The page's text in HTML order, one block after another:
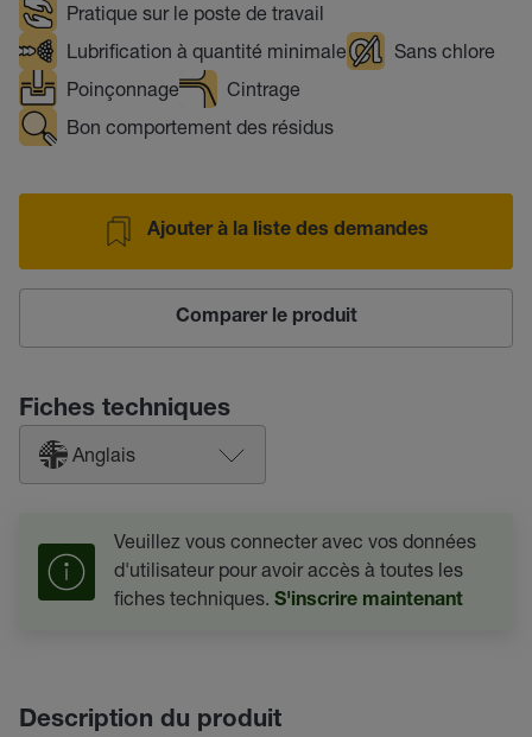
Pratique sur le poste de travail
Lubrification à quantité minimale
Sans chlore
Poinçonnage
Cintrage
Bon comportement des résidus
Ajouter à la liste des demandes
Comparer le produit
Fiches techniques
Anglais
Veuillez vous connecter avec vos données
d'utilisateur pour avoir accès à toutes les
fiches techniques. S'inscrire maintenant
Description du produit